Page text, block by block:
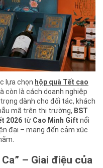
lựa chọn hộp quà Tết cao
còn là cách doanh nghiệp
dành cho đối tác, khách
mã trên thị trường, BST
2026 từ Cao Minh Gift nổi
đại – mang đến cảm xúc
– Giai điệu của